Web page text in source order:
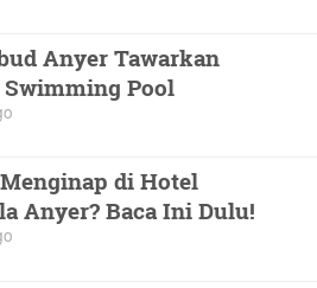
Anyer Tawarkan
Pool
di Hotel
Anyer? Baca Ini Dulu!